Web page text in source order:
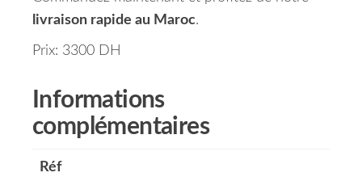
livraison rapide au Maroc.
Prix: 3300 DH
Informations
complémentaires
Réf